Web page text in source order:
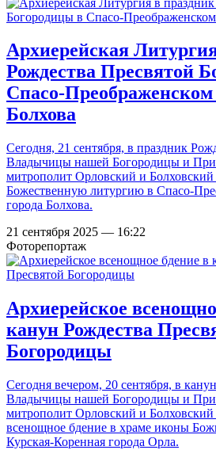
Архиерейская
Рождества Пресвятой
Спасо-Преображенском
Болхова
Сегодня, 21 сентября, в праздник
Владычицы нашей Богородицы и
митрополит Орловский и Болховский
Божественную литургию в Спасо-
города Болхова.
21 сентября 2025 — 16:22
Фоторепортаж
Архиерейское
канун Рождества
Богородицы
Сегодня вечером, 20 сентября, в
Владычицы нашей Богородицы и
митрополит Орловский и Болховский
всенощное бдение в храме иконы
Курская-Коренная города Орла.